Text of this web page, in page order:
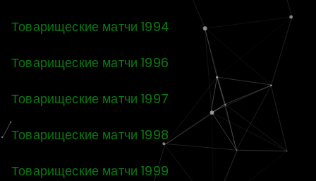
Товарищеские матчи 1994
Товарищеские матчи 1996
Товарищеские матчи 1997
Товарищеские матчи 1998
Товарищеские матчи 1999